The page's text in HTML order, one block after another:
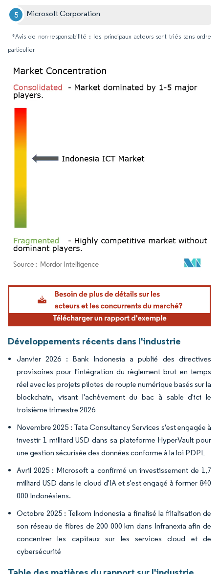
Microsoft Corporation
*Avis de non-responsabilité : les principaux acteurs sont triés sans ordre
particulier
Image © Mordor Intelligence. La réutilisation nécessite une attribution sous CC BY
Développements récents dans l'industrie
Janvier 2026 : Bank Indonesia a publié des directives
provisoires pour l'intégration du règlement brut en temps
réel avec les projets pilotes de roupie numérique basés sur la
blockchain, visant l'achèvement du bac à sable d'ici le
troisième trimestre 2026
Novembre 2025 : Tata Consultancy Services s'est engagée à
investir 1 milliard USD dans sa plateforme HyperVault pour
une gestion sécurisée des données conforme à la loi PDPL
Avril 2025 : Microsoft a confirmé un investissement de 1,7
milliard USD dans le cloud d'IA et s'est engagé à former 840
000 Indonésiens.
Octobre 2025 : Telkom Indonesia a finalisé la filialisation de
son réseau de fibres de 200 000 km dans Infranexia afin de
concentrer les capitaux sur les services cloud et de
cybersécurité